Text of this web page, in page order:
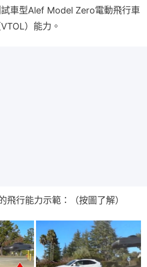
車型Alef Model Zero電動飛行車
）能力。
行能力示範：（按圖了解）